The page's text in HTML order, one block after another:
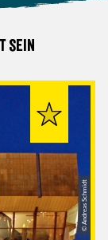
sein
© Andreas Schmidt